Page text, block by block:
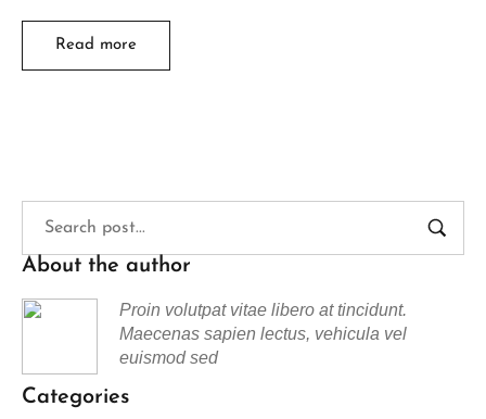
Read more
About the author
Proin volutpat vitae libero at tincidunt.
Maecenas sapien lectus, vehicula vel
euismod sed
Categories